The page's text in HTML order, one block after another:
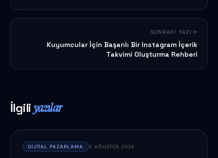
SONRAKI YAZI
Kuyumcular İçin Başarılı Bir Instagram İçerik
Takvimi Oluşturma Rehberi
İlgiliyazılar
DIJITAL PAZARLAMA 5 AĞUSTOS 2026